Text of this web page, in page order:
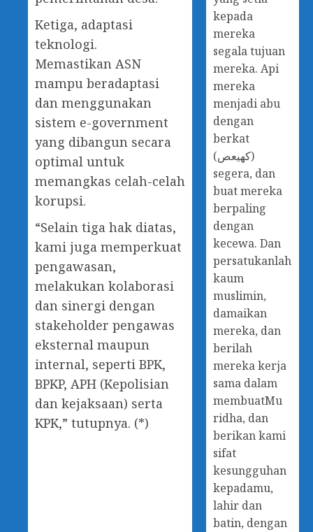
Ketiga, adaptasi
teknologi.
Memastikan ASN
mampu beradaptasi
dan menggunakan
sistem e-government
yang dibangun secara
optimal untuk
memangkas celah-celah
korupsi.
“Selain tiga hak diatas,
kami juga memperkuat
pengawasan,
melakukan kolaborasi
dan sinergi dengan
stakeholder pengawas
eksternal maupun
internal, seperti BPK,
BPKP, APH (Kepolisian
dan kejaksaan) serta
KPK,” tutupnya. (*)
kepada
mereka
segala tujuan
mereka. Api
mereka
menjadi abu
dengan
berkat
(كهيعص)
segera, dan
buat mereka
berpaling
dengan
kecewa. Dan
persatukanlah
kaum
muslimin,
damaikan
mereka, dan
berilah
mereka kerja
sama dalam
membuatMu
ridha, dan
berikan kami
sifat
kesungguhan
kepadamu,
lahir dan
batin, dengan